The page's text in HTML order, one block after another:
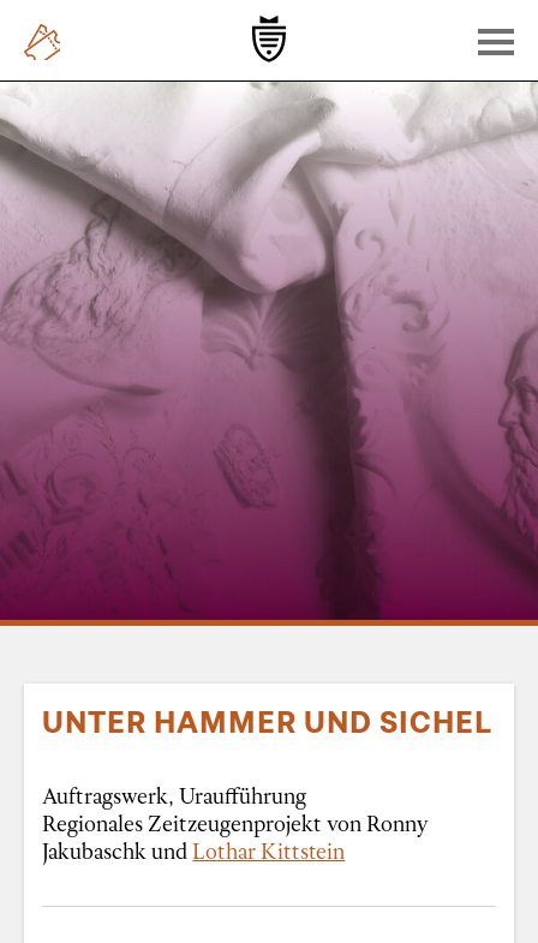
UNTER HAMMER UND SICHEL
Auftragswerk, Uraufführung
Regionales Zeitzeugenprojekt von Ronny
Jakubaschk undLothar Kittstein